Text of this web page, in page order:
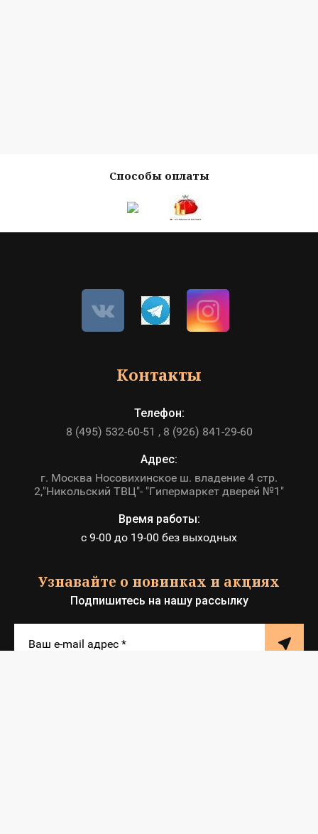
Способы оплаты
Контакты
Телефон:
8 (495) 532-60-51
8 (926) 841-29-60
Адрес:
г. Москва Носовихинское ш. владение 4 стр.
2,"Никольский ТВЦ"- "Гипермаркет дверей №1"
Время работы:
с 9-00 до 19-00 без выходных
Узнавайте о новинках и акциях
Подпишитесь на нашу рассылку